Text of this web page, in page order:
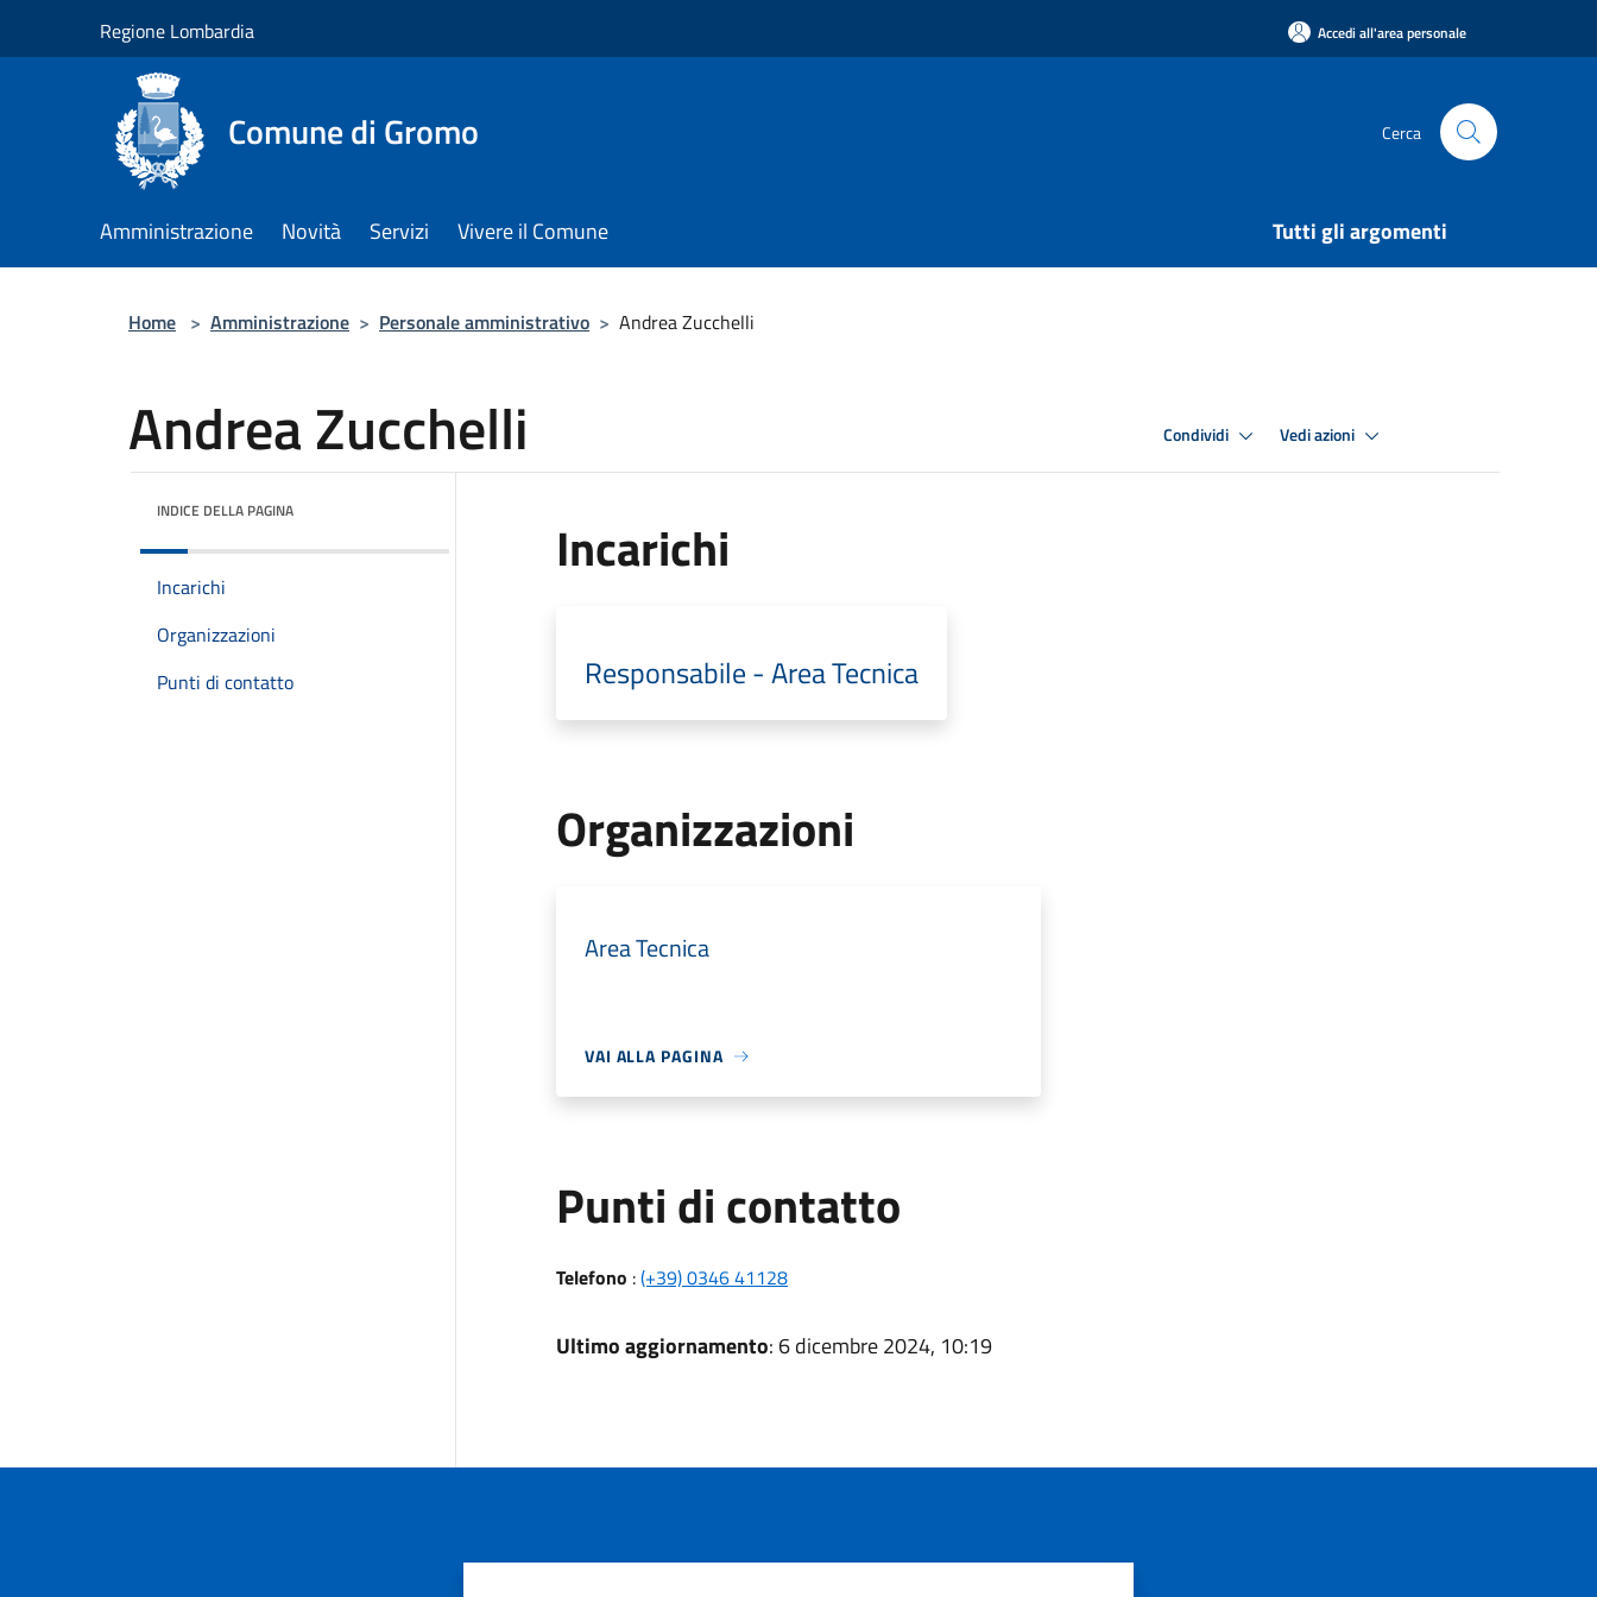
Regione Lombardia Accedi all'area personale
Comune di Gromo Cerca
Amministrazione Novità Servizi Vivere il Comune Tutti gli argomenti
Home > Amministrazione > Personale amministrativo > Andrea Zucchelli
Andrea Zucchelli Condividi Vedi azioni
INDICE DELLA PAGINA
Incarichi
Organizzazioni
Punti di contatto
Incarichi
Responsabile - Area Tecnica
Organizzazioni
Area Tecnica
VAI ALLA PAGINA
Punti di contatto
Telefono :(+39) 0346 41128
Ultimo aggiornamento: 6 dicembre 2024, 10:19